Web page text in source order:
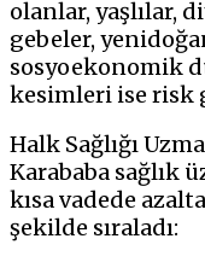
olanlar, yaşlılar,
gebeler,
sosyoekonomik
kesimleri ise risk
Halk Sağlığı
Karababa sağlık
kısa vadede
şekilde sıraladı: